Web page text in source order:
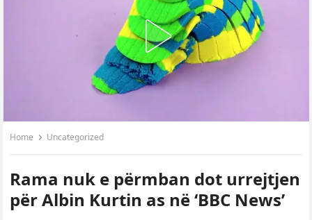
Home Uncategorized
Rama nuk e përmban dot urrejtjen
për Albin Kurtin as në ‘BBC News’